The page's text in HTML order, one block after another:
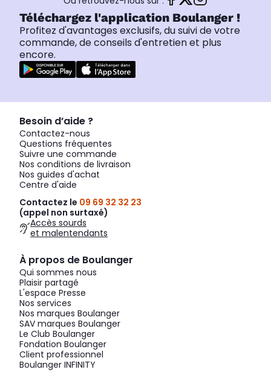
Téléchargez l'application Boulanger !
Profitez d'avantages exclusifs, du suivi de votre
commande, de conseils d'entretien et plus
encore.
Besoin d’aide ?
Contactez-nous
Questions fréquentes
Suivre une commande
Nos conditions de livraison
Nos guides d'achat
Centre d'aide
Contactez le 09 69 32 32 23
(appel non surtaxé)
Accès sourds
et malentendants
À propos de Boulanger
Qui sommes nous
Plaisir partagé
L'espace Presse
Nos services
Nos marques Boulanger
SAV marques Boulanger
Le Club Boulanger
Fondation Boulanger
Client professionnel
Boulanger INFINITY